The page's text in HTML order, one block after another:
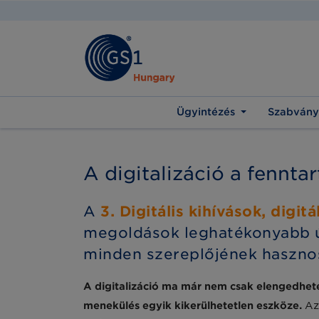
Ügyintézés
A digitalizáció a
A 3. Digitális kihívások,
megoldások
minden szereplőjének
A digitalizáció ma már nem csak
menekülés egyik kikerülhetetlen eszköze.